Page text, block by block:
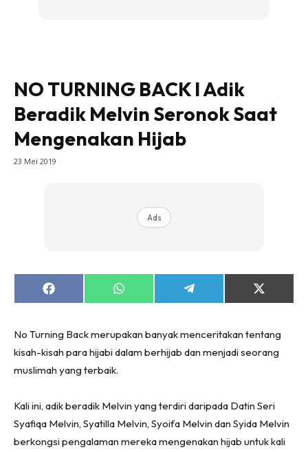
NO TURNING BACK I Adik
Beradik Melvin Seronok Saat
Mengenakan Hijab
23 Mei 2019
Ads
Share
on
Share
on
Share
on
Share
on
No Turning Back merupakan banyak menceritakan tentang
kisah-kisah para hijabi dalam berhijab dan menjadi seorang
muslimah yang terbaik.
Kali ini, adik beradik Melvin yang terdiri daripada Datin Seri
Syafiqa Melvin, Syatilla Melvin, Syoifa Melvin dan Syida Melvin
berkongsi pengalaman mereka mengenakan hijab untuk kali